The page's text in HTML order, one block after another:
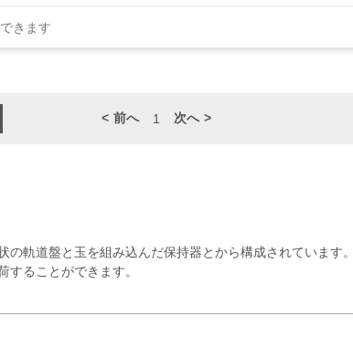
前へ 1 次へ
の軌道盤と玉を組み込んだ保持器とから構成されています。
することができます。